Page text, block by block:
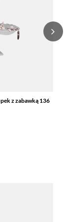
z zabawką 136